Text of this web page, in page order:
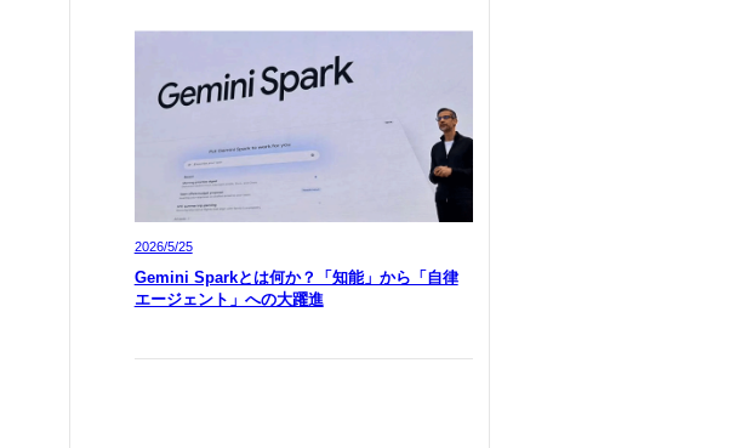
2026/5/25
Gemini Sparkとは何か？「知能」から「自律
エージェント」への大躍進